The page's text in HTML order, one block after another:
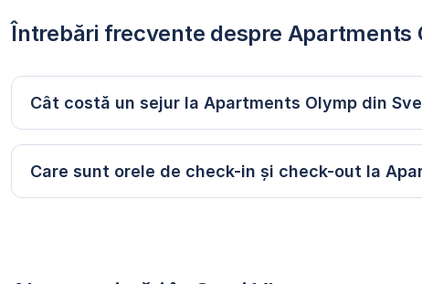
Întrebări frecvente despre Apartments
Cât costă un sejur la Apartments Olymp din
Care sunt orele de check-in și check-out la